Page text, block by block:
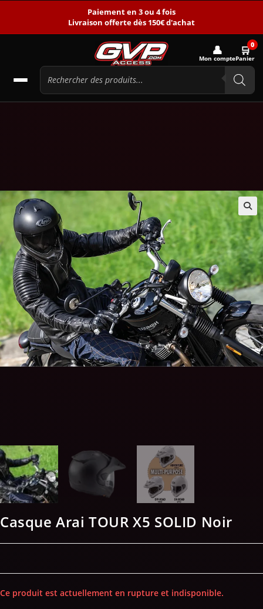
Paiement en 3 ou 4 fois
Livraison offerte dès 150€ d'achat
👤
Mon compte
🛒0
Panier
🔍
Casque Arai TOUR X5 SOLID Noir
Ce produit est actuellement en rupture et indisponible.